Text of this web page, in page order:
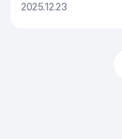
2025.12.23